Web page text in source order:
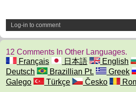
Log-in to comment
12 Comments In Other Languages.
Français
日本語 English
Deutsch
Brazillian Pt. Greek
Galego
Türkçe Česko